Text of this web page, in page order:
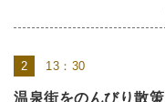
13：30
温泉街をのんびり散策